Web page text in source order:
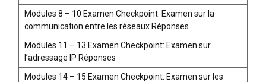
Modules 8 – 10 Examen Checkpoint: Examen sur la
communication entre les réseaux Réponses
Modules 11 – 13 Examen Checkpoint: Examen sur
l’adressage IP Réponses
Modules 14 – 15 Examen Checkpoint: Examen sur les